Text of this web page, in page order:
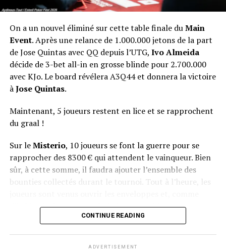
On a un nouvel éliminé sur cette table finale duMain
Event. Après une relance de 1.000.000 jetons de la part
de Jose Quintas avec QQ depuis l’UTG, Ivo Almeida
décide de 3-bet all-in en grosse blinde pour 2.700.000
avec KJo. Le board révélera A3Q44 et donnera la victoire
àJose Quintas.
Maintenant, 5 joueurs restent en lice et se rapprochent
du graal !
Sur leMisterio, 10 joueurs se font la guerre pour se
rapprocher des 8300 € qui attendent le vainqueur. Bien
sûr, à cette somme, il faudra ajouter l’ensemble des
bounties collectés durant le tournoi. Tout à l’heure, les
d’habitude, le suspense était à son comble.
CONTINUE READING
ADVERTISEMENT